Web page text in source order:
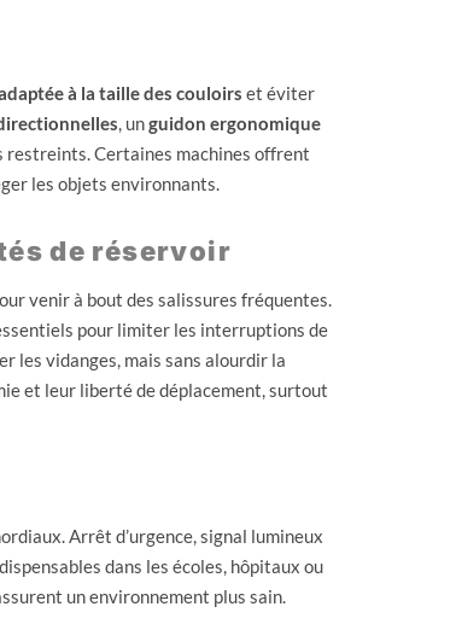
à la taille des couloirs et éviter
, unguidon ergonomique
restreints. Certaines machines offrent
les objets environnants.
de réservoir
venir à bout des salissures fréquentes.
pour limiter les interruptions de
les vidanges, mais sans alourdir la
et leur liberté de déplacement, surtout
Arrêt d’urgence, signal lumineux
dans les écoles, hôpitaux ou
un environnement plus sain.